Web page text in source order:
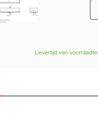
Levertijd van